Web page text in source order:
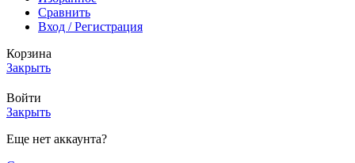
Сравнить
Вход / Регистрация
Корзина
Закрыть
Войти
Закрыть
Еще нет аккаунта?